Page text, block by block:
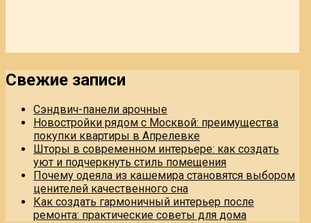
Свежие записи
Сэндвич-панели арочные
Новостройки рядом с Москвой: преимущества
покупки квартиры в Апрелевке
Шторы в современном интерьере: как создать
уют и подчеркнуть стиль помещения
Почему одеяла из кашемира становятся выбором
ценителей качественного сна
Как создать гармоничный интерьер после
ремонта: практические советы для дома